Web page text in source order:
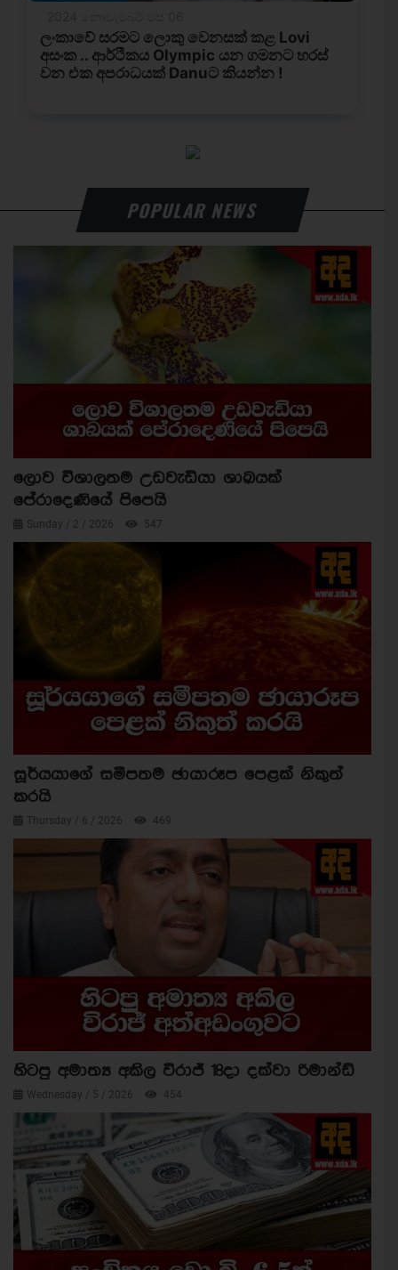
POPULAR NEWS
ලොව විශාලතම උඩවැඩියා ශාඛයක්
පේරාදෙණියේ පිපෙයි
Sunday / 2 / 2026 547
සූර්යයාගේ සමීපතම ඡායාරූප පෙළක් නිකුත්
කරයි
Thursday / 6 / 2026 469
හිටපු අමාත්‍ය අකිල විරාජ් 18දා දක්වා රිමාන්ඩ්
Wednesday / 5 / 2026 454